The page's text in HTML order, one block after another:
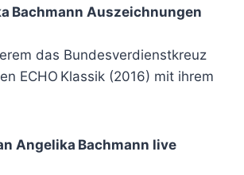
Bachmann Auszeichnungen
das Bundesverdienstkreuz
ECHO Klassik (2016) mit ihrem
Angelika Bachmann live